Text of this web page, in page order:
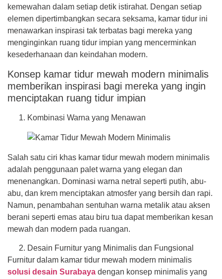
kemewahan dalam setiap detik istirahat. Dengan setiap
elemen dipertimbangkan secara seksama, kamar tidur ini
menawarkan inspirasi tak terbatas bagi mereka yang
menginginkan ruang tidur impian yang mencerminkan
kesederhanaan dan keindahan modern.
Konsep kamar tidur mewah modern minimalis
memberikan inspirasi bagi mereka yang ingin
menciptakan ruang tidur impian
Kombinasi Warna yang Menawan
Salah satu ciri khas kamar tidur mewah modern minimalis
adalah penggunaan palet warna yang elegan dan
menenangkan. Dominasi warna netral seperti putih, abu-
abu, dan krem menciptakan atmosfer yang bersih dan rapi.
Namun, penambahan sentuhan warna metalik atau aksen
berani seperti emas atau biru tua dapat memberikan kesan
mewah dan modern pada ruangan.
Desain Furnitur yang Minimalis dan Fungsional
Furnitur dalam kamar tidur mewah modern minimalis
solusi desain Surabaya dengan konsep minimalis yang